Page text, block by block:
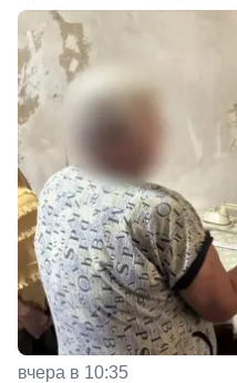
вчера в 10:35